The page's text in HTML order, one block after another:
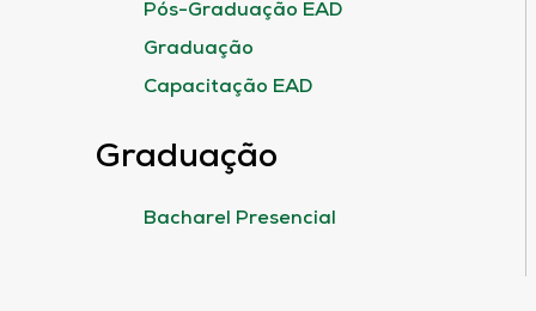
Pós-Graduação EAD
Graduação
Capacitação EAD
Graduação
Bacharel Presencial